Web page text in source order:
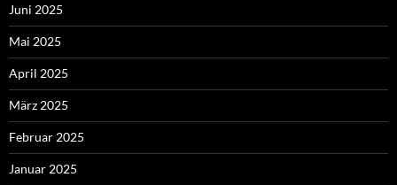
Juni 2025
Mai 2025
April 2025
März 2025
Februar 2025
Januar 2025